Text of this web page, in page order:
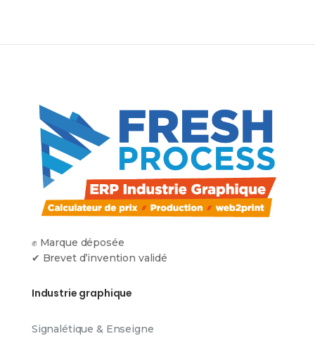
✊ Marque déposée
✔ Brevet d’invention validé
Industrie graphique
Signalétique & Enseigne